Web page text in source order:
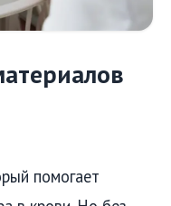
помогает